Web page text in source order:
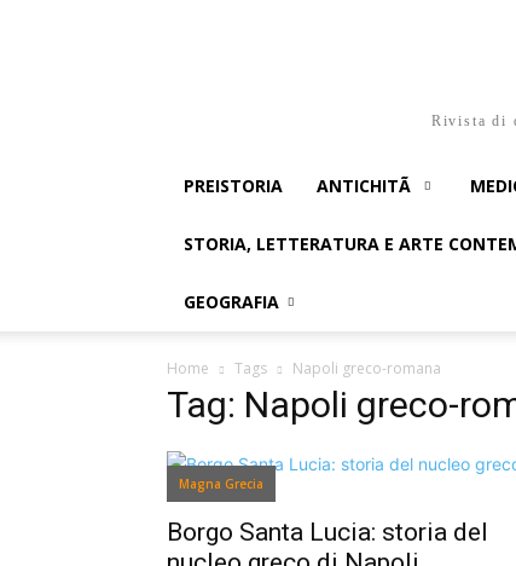
Rivista di
PREISTORIA ANTICHITÃ
STORIA, LETTERATURA E ARTE
GEOGRAFIA
Home Tags Napoli greco-romana
Tag: Napoli greco-
Magna Grecia
Borgo Santa Lucia: storia del